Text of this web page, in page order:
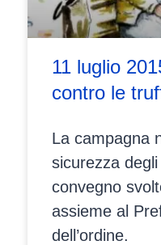
11 luglio
contro le
La campagna
sicurezza
convegno
assieme al
dell’ordine.